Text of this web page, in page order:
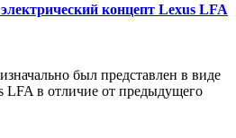
концепт Lexus LFA
LFA в отличие от предыдущего